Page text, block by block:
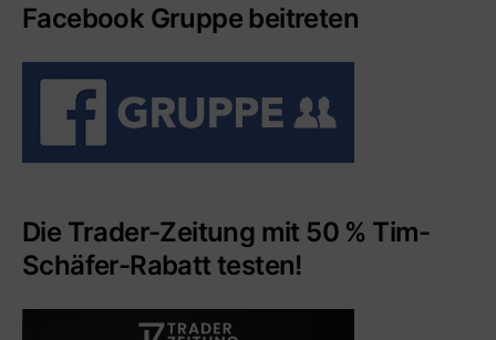
Facebook Gruppe beitreten
Die Trader-Zeitung mit 50 % Tim-
Schäfer-Rabatt testen!